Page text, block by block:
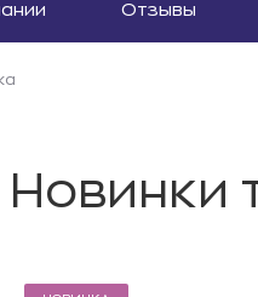
Отзывы
Новинки